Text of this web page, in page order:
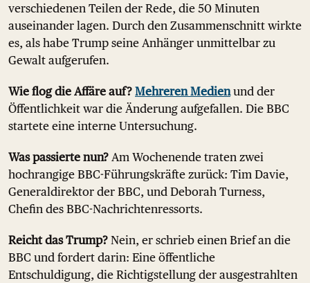
verschiedenen Teilen der Rede, die 50 Minuten
auseinander lagen. Durch den Zusammenschnitt wirkte
es, als habe Trump seine Anhänger unmittelbar zu
Gewalt aufgerufen.
Wie flog die Affäre auf? Mehreren Medienund der
Öffentlichkeit war die Änderung aufgefallen. Die BBC
startete eine interne Untersuchung.
Was passierte nun? Am Wochenende traten zwei
hochrangige BBC-Führungskräfte zurück: Tim Davie,
Generaldirektor der BBC, und Deborah Turness,
Chefin des BBC-Nachrichtenressorts.
Reicht das Trump? Nein, er schrieb einen Brief an die
BBC und fordert darin: Eine öffentliche
Entschuldigung, die Richtigstellung der ausgestrahlten